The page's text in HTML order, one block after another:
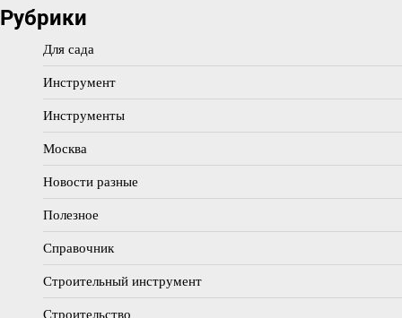
Рубрики
Для сада
Инструмент
Инструменты
Москва
Новости разные
Полезное
Справочник
Строительный инструмент